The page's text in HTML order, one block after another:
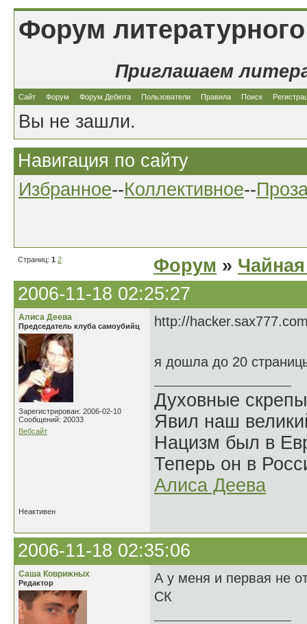
Форум
Приглашаем
Сайт Форум Форум Дебюта Пользователи Правила Поиск
Вы не зашли.
Навигация по сайту
Избранное--Коллективное--
Страниц: 1 2 Форум »
2006-11-18 02:25:27
Алиса Деева
Председатель клуба самоубийц
Зарегистрирован: 2006-02-10
Сообщений: 20033
Вебсайт
http://
я дошла до 20
Духовные
Явил наш
Нацизм был в
Теперь он в
Алиса Деева
Неактивен
2006-11-18 02:35:06
Саша Коврижных
Редактор
А у меня и первая не
СК